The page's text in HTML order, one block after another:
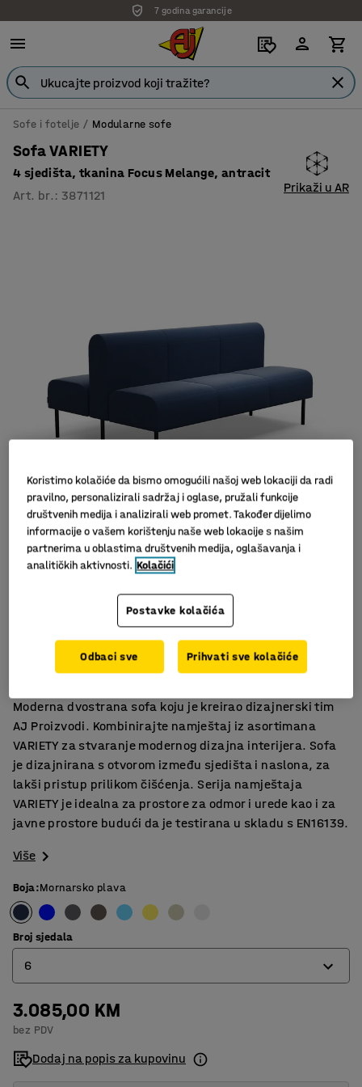
7 godina garancije
Sofe i fotelje Modularne sofe
Sofa VARIETY
4 sjedišta, tkanina Focus Melange, antracit
Art. br. : 3871121
Prikaži u AR
Izdržljiv materijal
Noge olakšavaju čišćenje poda
Moderna dvostrana sofa koju je kreirao dizajnerski tim
AJ Proizvodi. Kombinirajte namještaj iz asortimana
VARIETY za stvaranje modernog dizajna interijera. Sofa
je dizajnirana s otvorom između sjedišta i naslona, za
lakši pristup prilikom čišćenja. Serija namještaja
VARIETY je idealna za prostore za odmor i urede kao i za
javne prostore budući da je testirana u skladu s EN16139.
Više
Boja:Mornarsko plava
Broj sjedala
6
4
6
3.085,00 KM
bez PDV
Dodaj na popis za kupovinu
Koristimo kolačiće da bismo omogućili našoj web lokaciji da radi
pravilno, personalizirali sadržaj i oglase, pružali funkcije
društvenih medija i analizirali web promet. Također dijelimo
informacije o vašem korištenju naše web lokacije s našim
partnerima u oblastima društvenih medija, oglašavanja i
analitičkih aktivnosti. Kolačići
Postavke kolačića
Odbaci sve Prihvati sve kolačiće